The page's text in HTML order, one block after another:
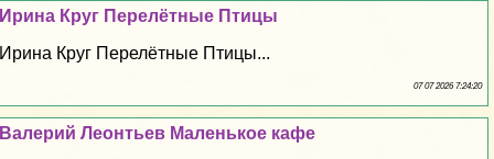
Ирина Круг Перелётные Птицы
Ирина Круг Перелётные Птицы...
07 07 2026 7:24:20
Валерий Леонтьев Маленькое кафе